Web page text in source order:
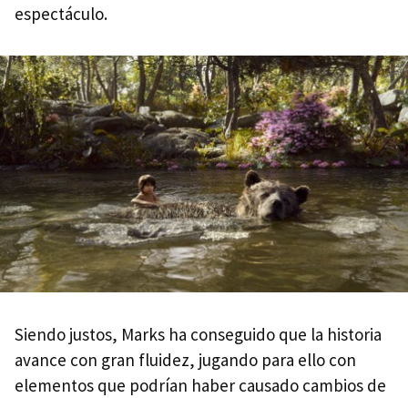
espectáculo.
Siendo justos, Marks ha conseguido que la historia
avance con gran fluidez, jugando para ello con
elementos que podrían haber causado cambios de